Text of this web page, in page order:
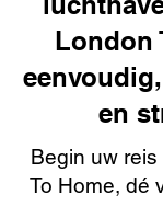
London
en
Begin uw
To Home, dé